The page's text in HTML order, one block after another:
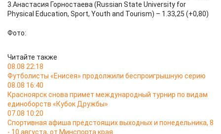
3.Анастасия Горностаева (Russian State University for
Physical Education, Sport, Youth and Tourism) – 1.33,25 (+0,80)
Фото:
Читайте также
08.08 22:18
Футболисты «Енисея» продолжили беспроигрышную серию
08.08 16:40
Красноярск снова примет международный турнир по видам
единоборств «Кубок Дружбы»
07.08 10:20
Спортивная афиша предстоящих выходных и понедельника, 8
- 10 августа, от Минспорта края